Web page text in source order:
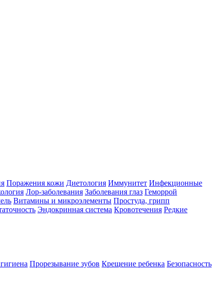
Поражения кожи Диетология Иммунитет Инфекционные
Лор-заболевания Заболевания глаз Геморрой
Витамины и микроэлементы Простуда, грипп
Эндокринная система Кровотечения Редкие
Прорезывание зубов Крещение ребенка Безопасность